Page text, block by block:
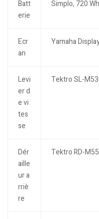
Batt
erie
Simplo, 720
Ecr
an
Yamaha
Levi
er d
e vi
tes
se
Tektro SL-
Dér
aille
ur a
rriè
re
Tektro RD-